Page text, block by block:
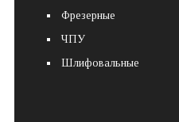
Фрезерные
ЧПУ
Шлифовальные